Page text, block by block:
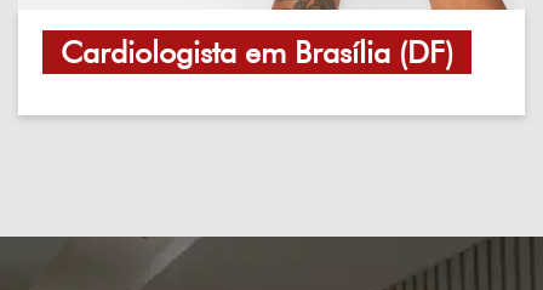
Cardiologista em Brasília (DF)